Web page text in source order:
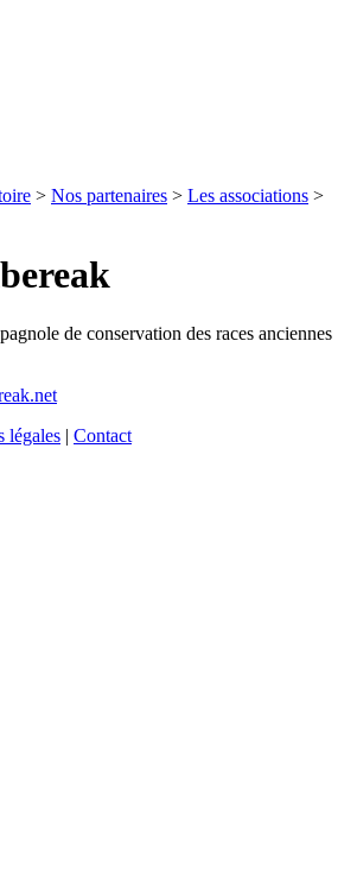
> Nos partenaires > Les associations >
de conservation des races anciennes
légales | Contact